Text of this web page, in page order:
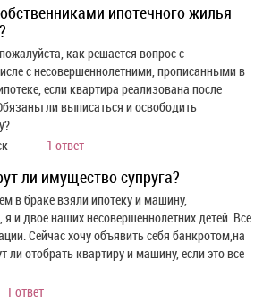
ипотечного жилья
как решается вопрос с
с несовершеннолетними, прописанными в
если квартира реализована после
ли выписаться и освободить
1 ответ
ли имущество супруга?
в браке взяли ипотеку и машину,
и двое наших несовершеннолетних детей. Все
Сейчас хочу объявить себя банкротом,на
ли отобрать квартиру и машину, если это все
1 ответ